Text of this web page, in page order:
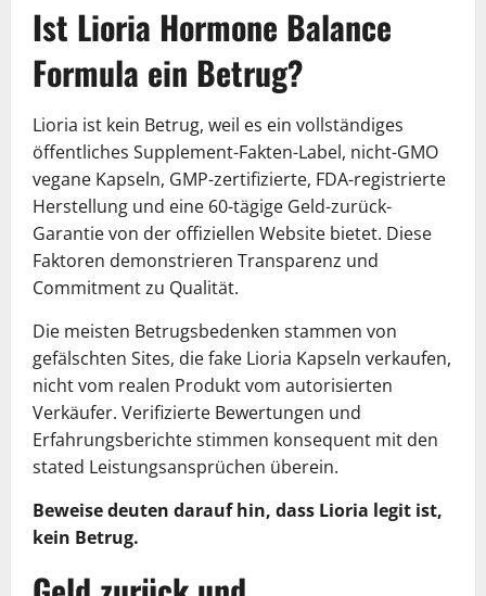
Ist Lioria Hormone Balance
Formula ein Betrug?
Lioria ist kein Betrug, weil es ein vollständiges
öffentliches Supplement-Fakten-Label, nicht-GMO
vegane Kapseln, GMP-zertifizierte, FDA-registrierte
Herstellung und eine 60-tägige Geld-zurück-
Garantie von der offiziellen Website bietet. Diese
Faktoren demonstrieren Transparenz und
Commitment zu Qualität.
Die meisten Betrugsbedenken stammen von
gefälschten Sites, die fake Lioria Kapseln verkaufen,
nicht vom realen Produkt vom autorisierten
Verkäufer. Verifizierte Bewertungen und
Erfahrungsberichte stimmen konsequent mit den
stated Leistungsansprüchen überein.
Beweise deuten darauf hin, dass Lioria legit ist,
kein Betrug.